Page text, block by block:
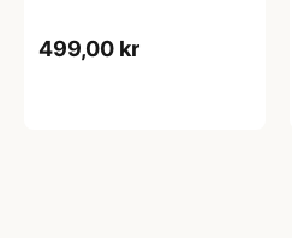
499,00 kr